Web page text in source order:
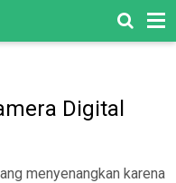
Digital
menyenangkan karena